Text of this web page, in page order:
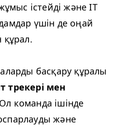
істейді жәнеIT
үшін де оңай
құрал.
басқару құралы
трекері мен
команда ішінде
және